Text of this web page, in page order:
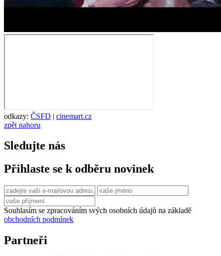
odkazy: ČSFD | cinemart.cz
zpět nahoru
Sledujte nás
Přihlaste se k odběru novinek
Souhlasím se zpracováním svých osobních údajů na základě
obchodních podmínek
Partneři